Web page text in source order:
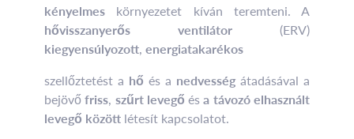
kényelmes környezetet kíván teremteni. A
hővisszanyerős ventilátor (ERV)
kiegyensúlyozott, energiatakarékos
szellőztetést a hő és a nedvesség átadásával a
bejövőfriss, szűrt levegő ésa távozó elhasznált
levegő között létesít kapcsolatot.